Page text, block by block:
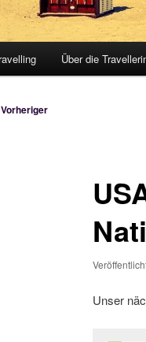
Über die
Vorheriger
Unser